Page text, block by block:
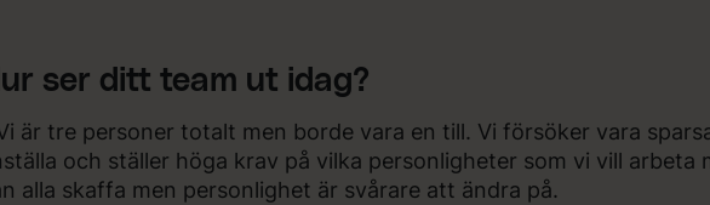
ser ditt team ut idag?
är tre personer totalt men borde vara en till. Vi försöker vara
och ställer höga krav på vilka personligheter som vi vill arbeta
alla skaffa men personlighet är svårare att ändra på.